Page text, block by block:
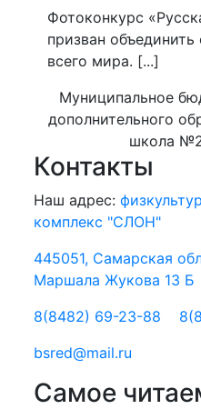
Фотоконкурс
призван
всего мира. [...]
Муниципальное
дополнительного
школа
Контакты
Наш адрес:
комплекс "СЛОН"
445051, Самарская
Маршала Жукова 13 Б
8(8482) 69-23-88
bsred@mail.ru
Самое